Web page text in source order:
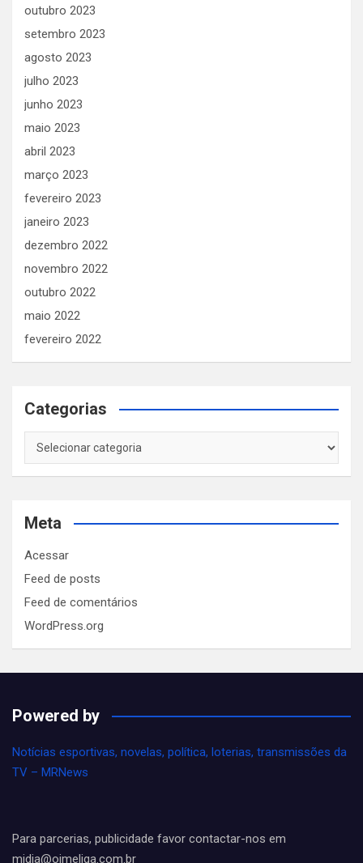
outubro 2023
setembro 2023
agosto 2023
julho 2023
junho 2023
maio 2023
abril 2023
março 2023
fevereiro 2023
janeiro 2023
dezembro 2022
novembro 2022
outubro 2022
maio 2022
fevereiro 2022
Categorias
Categorias
Meta
Acessar
Feed de posts
Feed de comentários
WordPress.org
Powered by
Notícias esportivas, novelas, política, loterias, transmissões da
TV – MRNews
Para parcerias, publicidade favor contactar-nos em
midia@oimeliga.com.br